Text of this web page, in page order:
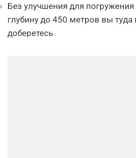
Без улучшения для погружения
глубину до 450 метров вы туда
доберетесь